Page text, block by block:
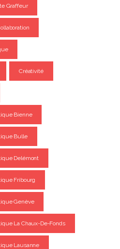
Graffeur
Créativité
Bienne
Bulle
Delémont
Fribourg
Genève
La Chaux-De-Fonds
Lausanne